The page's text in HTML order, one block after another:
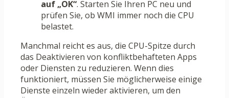
auf „OK“. Starten Sie Ihren PC neu und
prüfen Sie, ob WMI immer noch die CPU
belastet.
Manchmal reicht es aus, die CPU-Spitze durch
das Deaktivieren von konfliktbehafteten Apps
oder Diensten zu reduzieren. Wenn dies
funktioniert, müssen Sie möglicherweise einige
Dienste einzeln wieder aktivieren, um den